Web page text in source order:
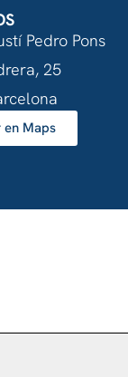
Pedro Pons
25
Maps